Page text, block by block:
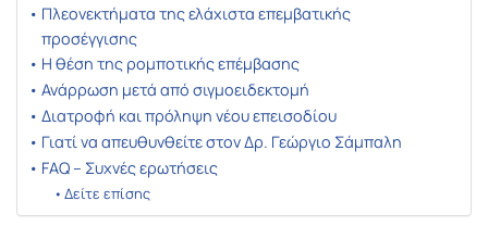
Πλεονεκτήματα της ελάχιστα επεμβατικής
προσέγγισης
Η θέση της ρομποτικής επέμβασης
Ανάρρωση μετά από σιγμοειδεκτομή
Διατροφή και πρόληψη νέου επεισοδίου
Γιατί να απευθυνθείτε στον Δρ. Γεώργιο Σάμπαλη
FAQ – Συχνές ερωτήσεις
Δείτε επίσης